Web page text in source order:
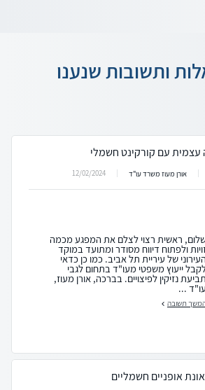
ותשובות שנענו
עצמית עם קורקינט חשמלי
אורן מעוז משרד עו"ד 12/02/2024
ראשית רצוי לצלם את המפגע מכמה
ולפתוח דיווח מסודר ומתועד במוקד
העירוני של עיריית תל אביב. כמו כן כדאי
ייעוץ משפטי מעו"ד בתחום לגבי
תביעת נזיקין לפיצויים. בברכה, אורן מעוז,
עו"ד ...
תשובה
אופניים חשמליים